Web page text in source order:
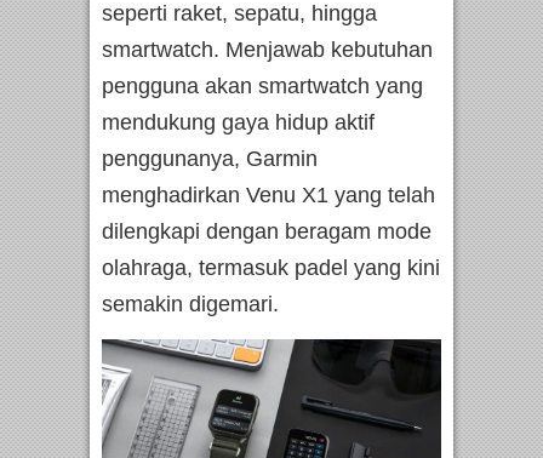
seperti raket, sepatu, hingga
smartwatch. Menjawab kebutuhan
pengguna akan smartwatch yang
mendukung gaya hidup aktif
penggunanya, Garmin
menghadirkan Venu X1 yang telah
dilengkapi dengan beragam mode
olahraga, termasuk padel yang kini
semakin digemari.